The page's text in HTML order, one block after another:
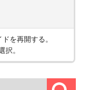
を再開する。
択。